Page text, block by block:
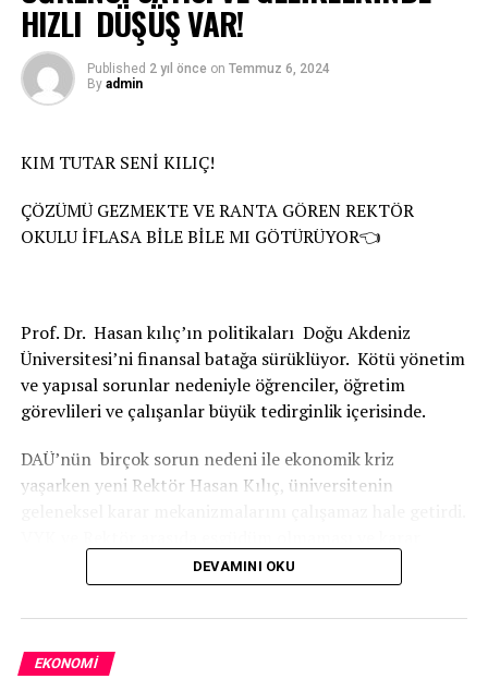
HIZLI DÜŞÜŞ VAR!
Published 2 yıl önce on Temmuz 6, 2024
By admin
KIM TUTAR SENİ KILIÇ!
ÇÖZÜMÜ GEZMEKTE VE RANTA GÖREN REKTÖR
OKULU İFLASA BİLE BİLE MI GÖTÜRÜYOR👈
Prof. Dr. Hasan kılıç’ın politikaları Doğu Akdeniz
Üniversitesi’ni finansal batağa sürüklüyor. Kötü yönetim
ve yapısal sorunlar nedeniyle öğrenciler, öğretim
görevlileri ve çalışanlar büyük tedirginlik içerisinde.
DAÜ’nün birçok sorun nedeni ile ekonomik kriz
yaşarken yeni Rektör Hasan Kılıç, üniversitenin
almada Rektör Hasan Kılıç’ın keyfi davranışları öğretim
üyeleri arasında tartışmalara sebep olduğu iddia ediliyor.
KAÇMIYOR
DEVAMINI OKU
EKONOMI